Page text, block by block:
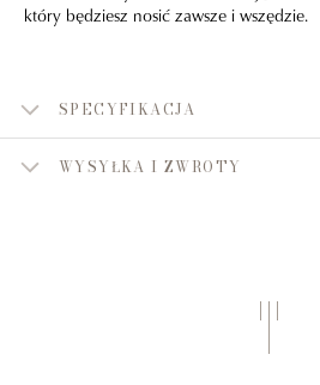
który będziesz nosić zawsze i wszędzie.
SPECYFIKACJA
WYSYŁKA I ZWROTY